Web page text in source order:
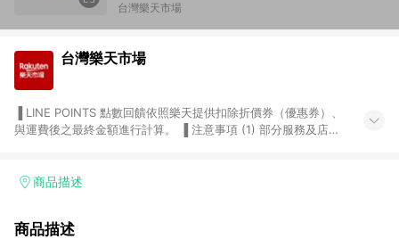
台灣樂天市場
台灣樂天市場
與運費後之最終金額進行計算。 ▐ 注意事項 (1) 部分服務及店家
Smart mobile、神腦生活、JS巨盛、樂天KOBO電子書，請詳閱
台灣樂天市場，並在同一瀏覽器於24小時內結帳，才享有 LINE
商品描述
商品描述